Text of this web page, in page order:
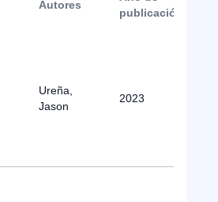
Autores
publicación
Ureña,
Jason
2023